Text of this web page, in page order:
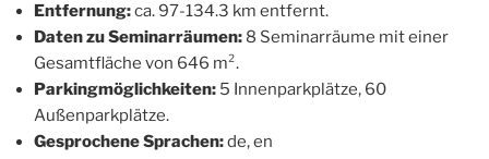
Entfernung:ca. 97-134.3 km entfernt.
Daten zu Seminarräumen: 8 Seminarräume mit einer
Gesamtfläche von 646 m².
Parkingmöglichkeiten: 5 Innenparkplätze, 60
Außenparkplätze.
Gesprochene Sprachen:de, en